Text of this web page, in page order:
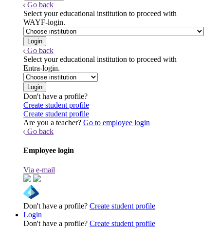
Go back
Select your educational institution to proceed with
WAYF-login.
Go back
Select your educational institution to proceed with
Entra-login.
Don't have a profile?
Create student profile
Create student profile
Are you a teacher? Go to employee login
Go back
Employee login
Via e-mail
Don't have a profile? Create student profile
Login
Don't have a profile? Create student profile